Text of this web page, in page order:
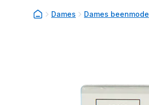
Dames Dames beenmode